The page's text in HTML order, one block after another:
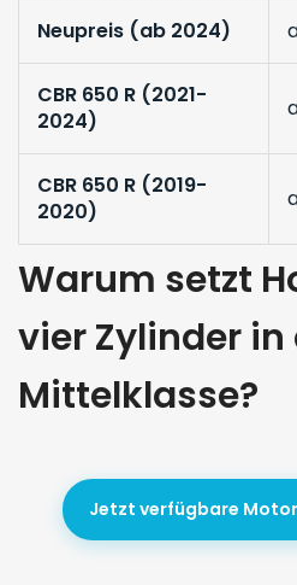
Neupreis (ab 2024)
CBR 650 R (2021-
2024)
CBR 650 R (2019-
2020)
Warum setzt
vier Zylinder in
Mittelklasse?
Jetzt verfügbare